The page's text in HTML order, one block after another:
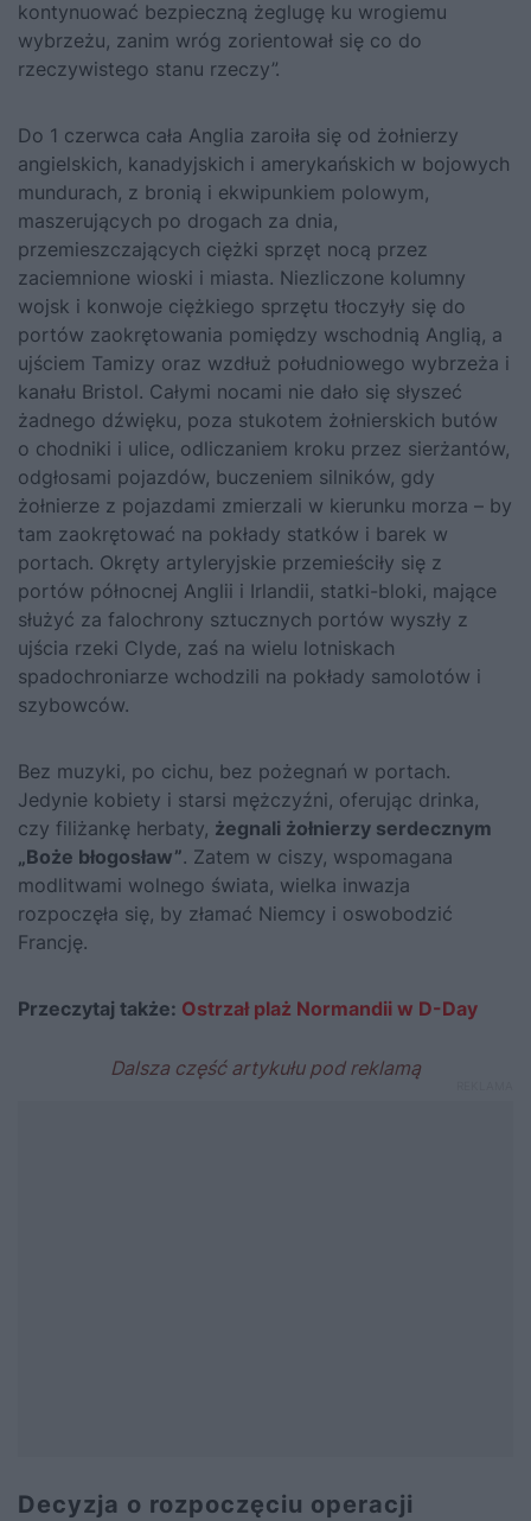
kontynuować bezpieczną żeglugę ku wrogiemu
wybrzeżu, zanim wróg zorientował się co do
rzeczywistego stanu rzeczy”.
Do 1 czerwca cała Anglia zaroiła się od żołnierzy
angielskich, kanadyjskich i amerykańskich w bojowych
mundurach, z bronią i ekwipunkiem polowym,
maszerujących po drogach za dnia,
przemieszczających ciężki sprzęt nocą przez
zaciemnione wioski i miasta. Niezliczone kolumny
wojsk i konwoje ciężkiego sprzętu tłoczyły się do
portów zaokrętowania pomiędzy wschodnią Anglią, a
ujściem Tamizy oraz wzdłuż południowego wybrzeża i
kanału Bristol. Całymi nocami nie dało się słyszeć
żadnego dźwięku, poza stukotem żołnierskich butów
o chodniki i ulice, odliczaniem kroku przez sierżantów,
odgłosami pojazdów, buczeniem silników, gdy
żołnierze z pojazdami zmierzali w kierunku morza – by
tam zaokrętować na pokłady statków i barek w
portach. Okręty artyleryjskie przemieściły się z
portów północnej Anglii i Irlandii, statki-bloki, mające
służyć za falochrony sztucznych portów wyszły z
ujścia rzeki Clyde, zaś na wielu lotniskach
spadochroniarze wchodzili na pokłady samolotów i
szybowców.
Bez muzyki, po cichu, bez pożegnań w portach.
Jedynie kobiety i starsi mężczyźni, oferując drinka,
czy filiżankę herbaty, żegnali żołnierzy serdecznym
„Boże błogosław”. Zatem w ciszy, wspomagana
modlitwami wolnego świata, wielka inwazja
rozpoczęła się, by złamać Niemcy i oswobodzić
Francję.
Przeczytaj także: Ostrzał plaż Normandii w D-Day
Decyzja o rozpoczęciu operacji